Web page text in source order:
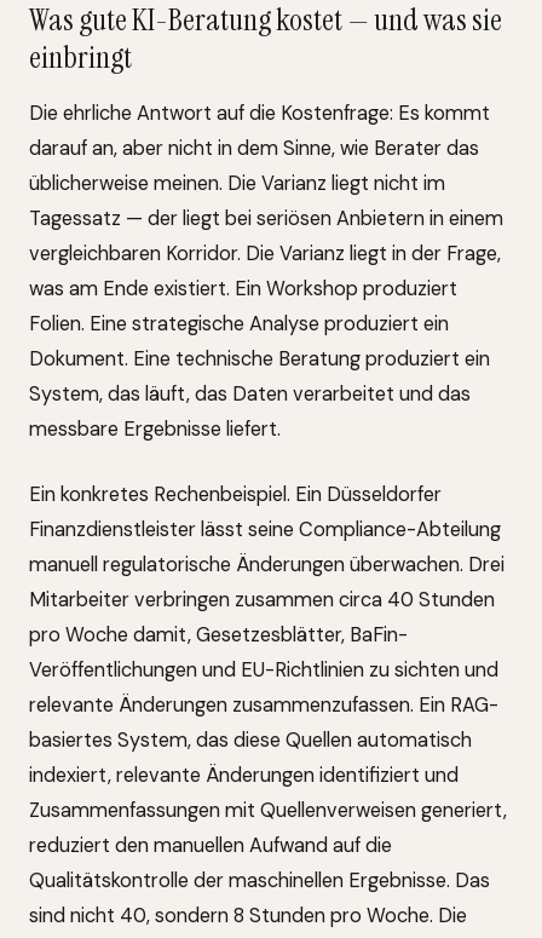
Was gute KI-Beratung kostet — und was sie
einbringt
Die ehrliche Antwort auf die Kostenfrage: Es kommt
darauf an, aber nicht in dem Sinne, wie Berater das
üblicherweise meinen. Die Varianz liegt nicht im
Tagessatz — der liegt bei seriösen Anbietern in einem
vergleichbaren Korridor. Die Varianz liegt in der Frage,
was am Ende existiert. Ein Workshop produziert
Folien. Eine strategische Analyse produziert ein
Dokument. Eine technische Beratung produziert ein
System, das läuft, das Daten verarbeitet und das
messbare Ergebnisse liefert.
Ein konkretes Rechenbeispiel. Ein Düsseldorfer
Finanzdienstleister lässt seine Compliance-Abteilung
manuell regulatorische Änderungen überwachen. Drei
Mitarbeiter verbringen zusammen circa 40 Stunden
pro Woche damit, Gesetzesblätter, BaFin-
Veröffentlichungen und EU-Richtlinien zu sichten und
relevante Änderungen zusammenzufassen. Ein RAG-
basiertes System, das diese Quellen automatisch
indexiert, relevante Änderungen identifiziert und
Zusammenfassungen mit Quellenverweisen generiert,
reduziert den manuellen Aufwand auf die
Qualitätskontrolle der maschinellen Ergebnisse. Das
sind nicht 40, sondern 8 Stunden pro Woche. Die